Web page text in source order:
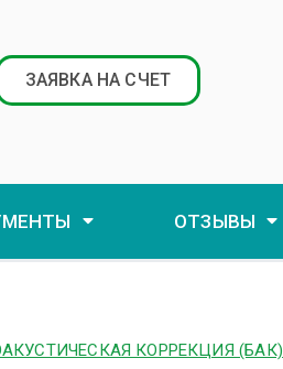
ЗАЯВКА НА СЧЕТ
ОТЗЫВЫ
КОРРЕКЦИЯ (БАК)